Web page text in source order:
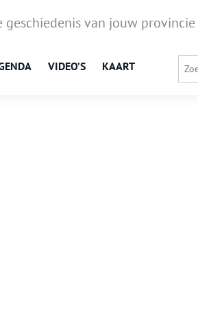
geschiedenis van jouw provincie
VIDEO’S KAART